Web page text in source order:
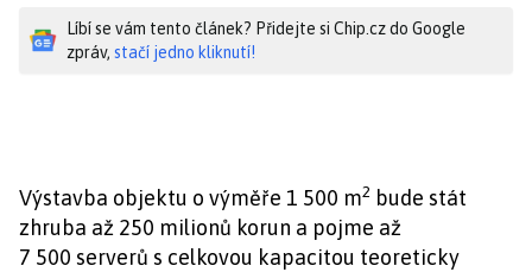
Líbí se vám tento článek? Přidejte si Chip.cz do Google
zpráv, stačí jedno kliknutí!
Výstavba objektu o výměře 1 500 m2 bude stát
zhruba až 250 milionů korun a pojme až
7 500 serverů s celkovou kapacitou teoreticky